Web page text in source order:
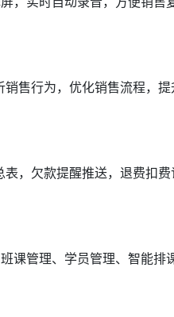
售行为，优化销售流程，提
，欠款提醒推送，退费扣费
管理、学员管理、智能排